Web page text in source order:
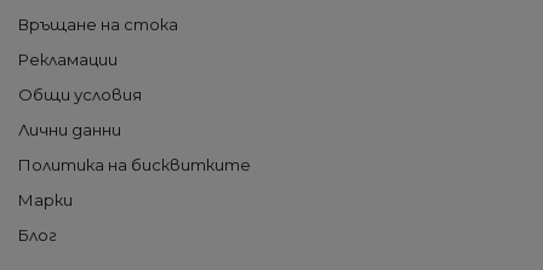
Връщане на стока
Рекламации
Общи условия
Лични данни
Политика на бисквитките
Марки
Блог